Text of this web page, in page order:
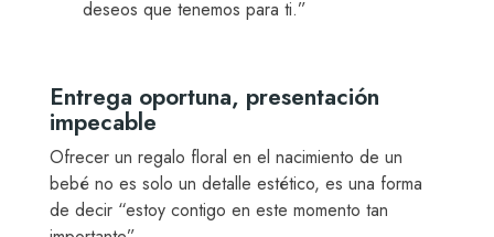
deseos que tenemos para ti.”
Entrega oportuna, presentación
impecable
Ofrecer un regalo floral en el nacimiento de un
bebé no es solo un detalle estético, es una forma
de decir “estoy contigo en este momento tan